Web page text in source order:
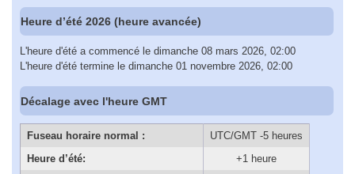
Heure d’été 2026 (heure avancée)
L'heure d'été a commencé le dimanche 08 mars 2026, 02:00
L'heure d'été termine le dimanche 01 novembre 2026, 02:00
Décalage avec l'heure GMT
Fuseau horaire normal :
UTC/GMT -5 heures
Heure d’été:
+1 heure